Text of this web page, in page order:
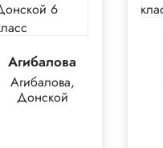
Агибалова
Агибалова,
Донской